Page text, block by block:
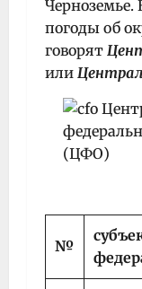
Черноземье.
погоды об
говорят
или
№